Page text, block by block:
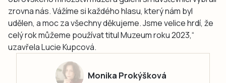
zrovna nás. Vážíme si každého hlasu, který nám byl
udělen, a moc za všechny děkujeme. Jsme velice hrdí, že
celý rok můžeme používat titul Muzeum roku 2023,“
uzavřela Lucie Kupcová.
Monika Prokýšková